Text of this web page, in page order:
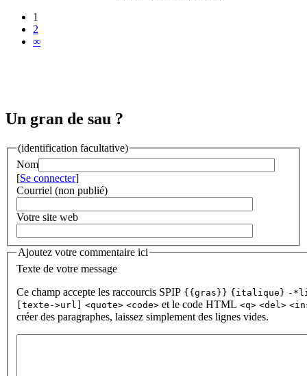
1
2
∞
Un gran de sau ?
(identification facultative)
Nom
[Se connecter]
Courriel (non publié)
Votre site web
Ajoutez votre commentaire ici
Texte de votre message
Ce champ accepte les raccourcis SPIP {{gras}} {italique} -
[texte->url] <quote> <code> et le code HTML <q> <del>
créer des paragraphes, laissez simplement des lignes vides.